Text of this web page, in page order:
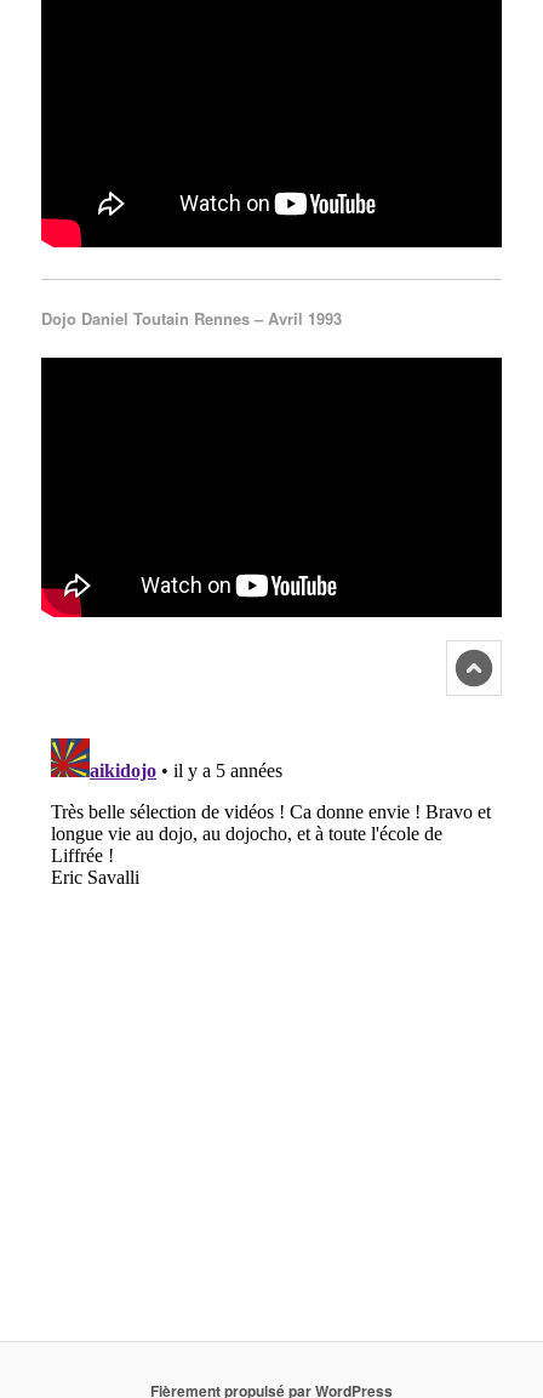
Dojo Daniel Toutain Rennes – Avril 1993
Fièrement propulsé par WordPress